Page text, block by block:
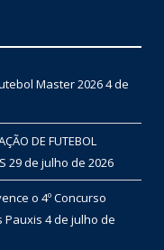
Master 20264 de
DE FUTEBOL
29 de julho de 2026
o 4º Concurso
Pauxis 4 de julho de